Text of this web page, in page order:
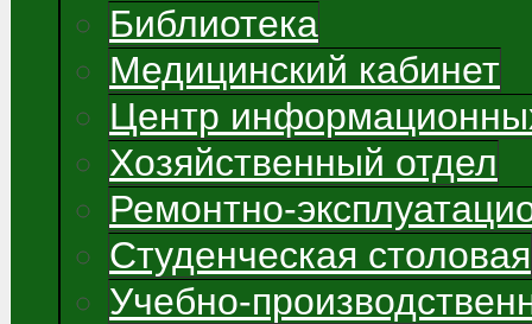
Библиотека
Медицинский кабинет
Центр
Хозяйственный отдел
Ремонтно-
Студенческая столовая
Учебно-